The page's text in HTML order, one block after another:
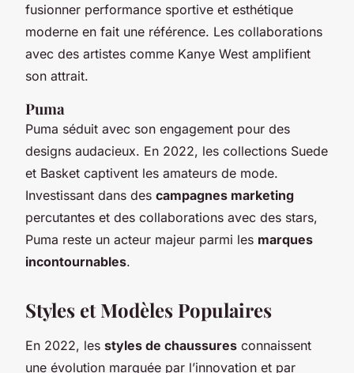
fusionner performance sportive et esthétique
moderne en fait une référence. Les collaborations
avec des artistes comme Kanye West amplifient
son attrait.
Puma
Puma séduit avec son engagement pour des
designs audacieux. En 2022, les collections Suede
et Basket captivent les amateurs de mode.
Investissant dans des campagnes marketing
percutantes et des collaborations avec des stars,
Puma reste un acteur majeur parmi les marques
incontournables.
Styles et Modèles Populaires
En 2022, les styles de chaussures connaissent
une évolution marquée par l’innovation et par